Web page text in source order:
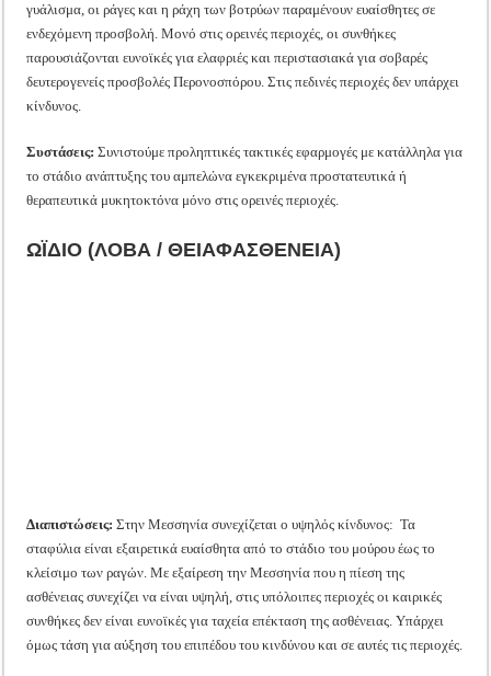
γυάλισμα, οι ράγες και η ράχη των βοτρύων παραμένουν ευαίσθητες σε
ενδεχόμενη προσβολή. Μονό στις ορεινές περιοχές, οι συνθήκες
παρουσιάζονται ευνοϊκές για ελαφριές και περιστασιακά για σοβαρές
δευτερογενείς προσβολές Περονοσπόρου. Στις πεδινές περιοχές δεν υπάρχει
κίνδυνος.
Συστάσεις: Συνιστούμε προληπτικές τακτικές εφαρμογές με κατάλληλα για
το στάδιο ανάπτυξης του αμπελώνα εγκεκριμένα προστατευτικά ή
θεραπευτικά μυκητοκτόνα μόνο στις ορεινές περιοχές.
ΩΪΔΙΟ (ΛΟΒΑ / ΘΕΙΑΦΑΣΘΕΝΕΙΑ)
Διαπιστώσεις: Στην Μεσσηνία συνεχίζεται ο υψηλός κίνδυνος: Τα
σταφύλια είναι εξαιρετικά ευαίσθητα από το στάδιο του μούρου έως το
κλείσιμο των ραγών. Με εξαίρεση την Μεσσηνία που η πίεση της
ασθένειας συνεχίζει να είναι υψηλή, στις υπόλοιπες περιοχές οι καιρικές
συνθήκες δεν είναι ευνοϊκές για ταχεία επέκταση της ασθένειας. Υπάρχει
όμως τάση για αύξηση του επιπέδου του κινδύνου και σε αυτές τις περιοχές.